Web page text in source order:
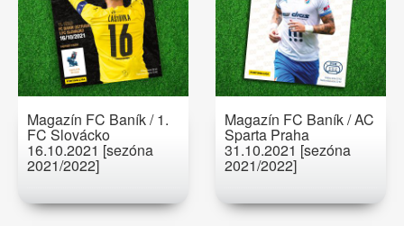
Magazín FC Baník / 1.
FC Slovácko
16.10.2021 [sezóna
2021/2022]
Magazín FC Baník / AC
Sparta Praha
31.10.2021 [sezóna
2021/2022]